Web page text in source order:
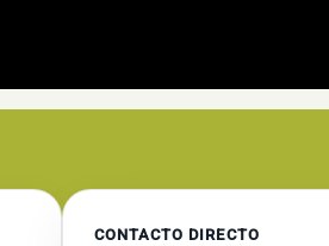
CONTACTO DIRECTO